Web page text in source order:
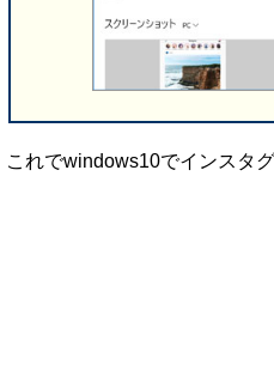
これでwindows10でインスタ